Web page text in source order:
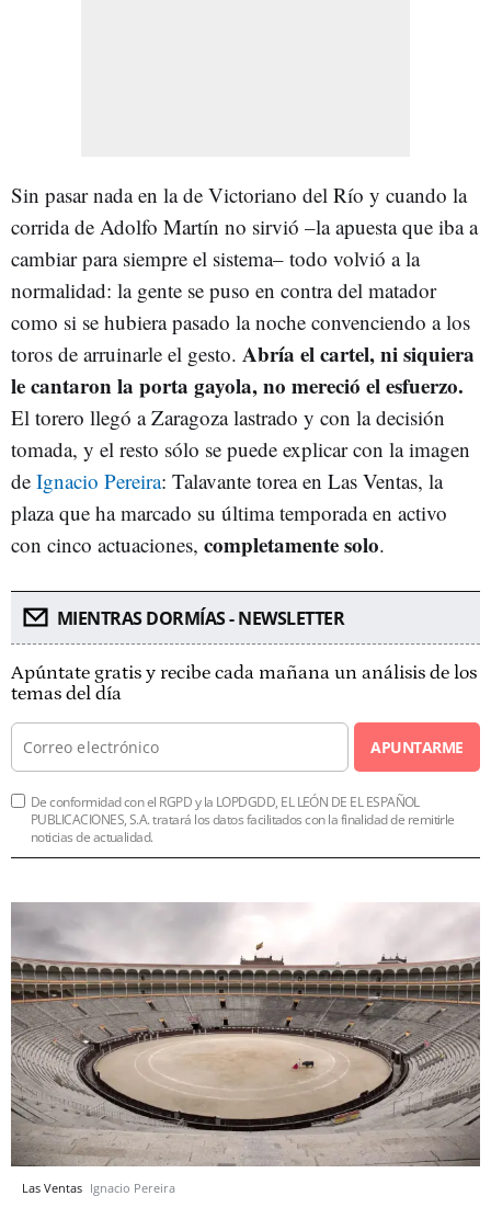
Sin pasar nada en la de Victoriano del Río y cuando la
corrida de Adolfo Martín no sirvió –la apuesta que iba a
cambiar para siempre el sistema– todo volvió a la
normalidad: la gente se puso en contra del matador
como si se hubiera pasado la noche convenciendo a los
toros de arruinarle el gesto. Abría el cartel, ni siquiera
le cantaron la porta gayola, no mereció el esfuerzo.
El torero llegó a Zaragoza lastrado y con la decisión
tomada, y el resto sólo se puede explicar con la imagen
de Ignacio Pereira: Talavante torea en Las Ventas, la
plaza que ha marcado su última temporada en activo
con cinco actuaciones, completamente solo.
MIENTRAS DORMÍAS - NEWSLETTER
Apúntate gratis y recibe cada mañana un análisis de los
temas del día
APUNTARME
De conformidad con el RGPD y la LOPDGDD, EL LEÓN DE EL ESPAÑOL
PUBLICACIONES, S.A. tratará los datos facilitados con la finalidad de remitirle
noticias de actualidad.
Las Ventas Ignacio Pereira